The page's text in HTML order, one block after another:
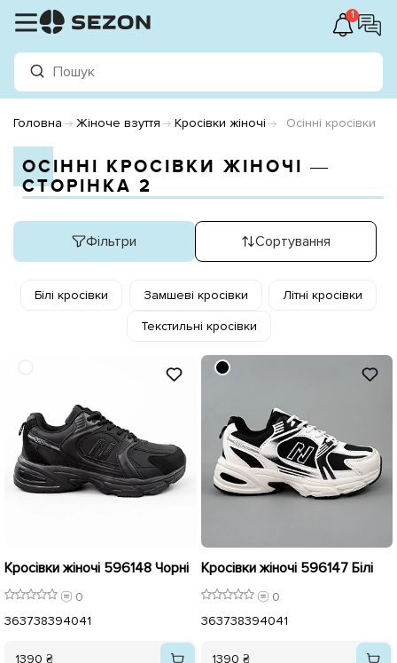
1
Головна Жіноче взуття Кросівки жіночі Осінні кросівки
ОСІННІ КРОСІВКИ ЖІНОЧІ ―
СТОРІНКА 2
Фільтри Сортування
Білі кросівки Замшеві кросівки Літні кросівки
Текстильні кросівки
Кросівки жіночі 596148 Чорні
0
363738394041
1390 ₴
Кросівки жіночі 596147 Білі
0
363738394041
1390 ₴